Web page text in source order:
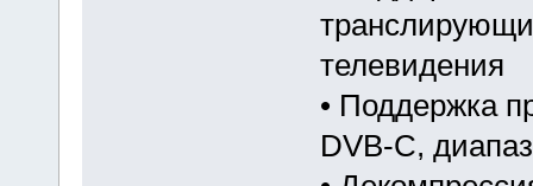
телевидения
• Поддержка
DVB-C,